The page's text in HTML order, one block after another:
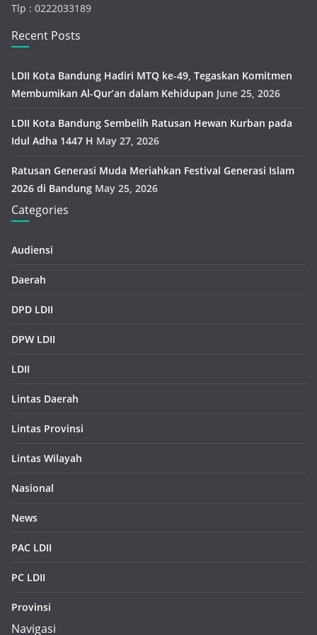
Tlp : 0222033189
Recent Posts
LDII Kota Bandung Hadiri MTQ ke-49, Tegaskan Komitmen
Membumikan Al-Qur’an dalam Kehidupan June 25, 2026
LDII Kota Bandung Sembelih Ratusan Hewan Kurban pada
Idul Adha 1447 H May 27, 2026
Ratusan Generasi Muda Meriahkan Festival Generasi Islam
2026 di Bandung May 25, 2026
Categories
Audiensi
Daerah
DPD LDII
DPW LDII
LDII
Lintas Daerah
Lintas Provinsi
Lintas Wilayah
Nasional
News
PAC LDII
PC LDII
Provinsi
Navigasi